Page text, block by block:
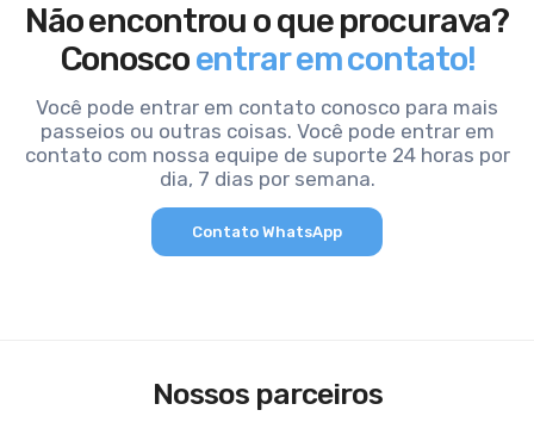
Não encontrou o que procurava?
Conoscoentrar em contato!
Você pode entrar em contato conosco para mais
passeios ou outras coisas. Você pode entrar em
contato com nossa equipe de suporte 24 horas por
dia, 7 dias por semana.
Contato WhatsApp
Nossos parceiros